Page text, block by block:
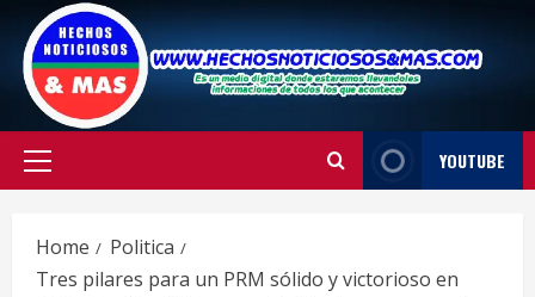
content
Primary
YOUTUBE
Home
Politica
Tres pilares para un PRM sólido y victorioso en